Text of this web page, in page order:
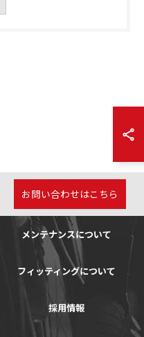
お問い合わせはこちら
メンテナンスについて
フィッティングについて
採用情報